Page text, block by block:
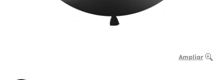
Ampliar